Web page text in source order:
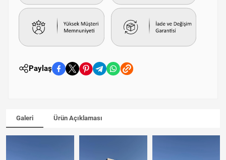
Paylaş
Galeri Ürün Açıklaması